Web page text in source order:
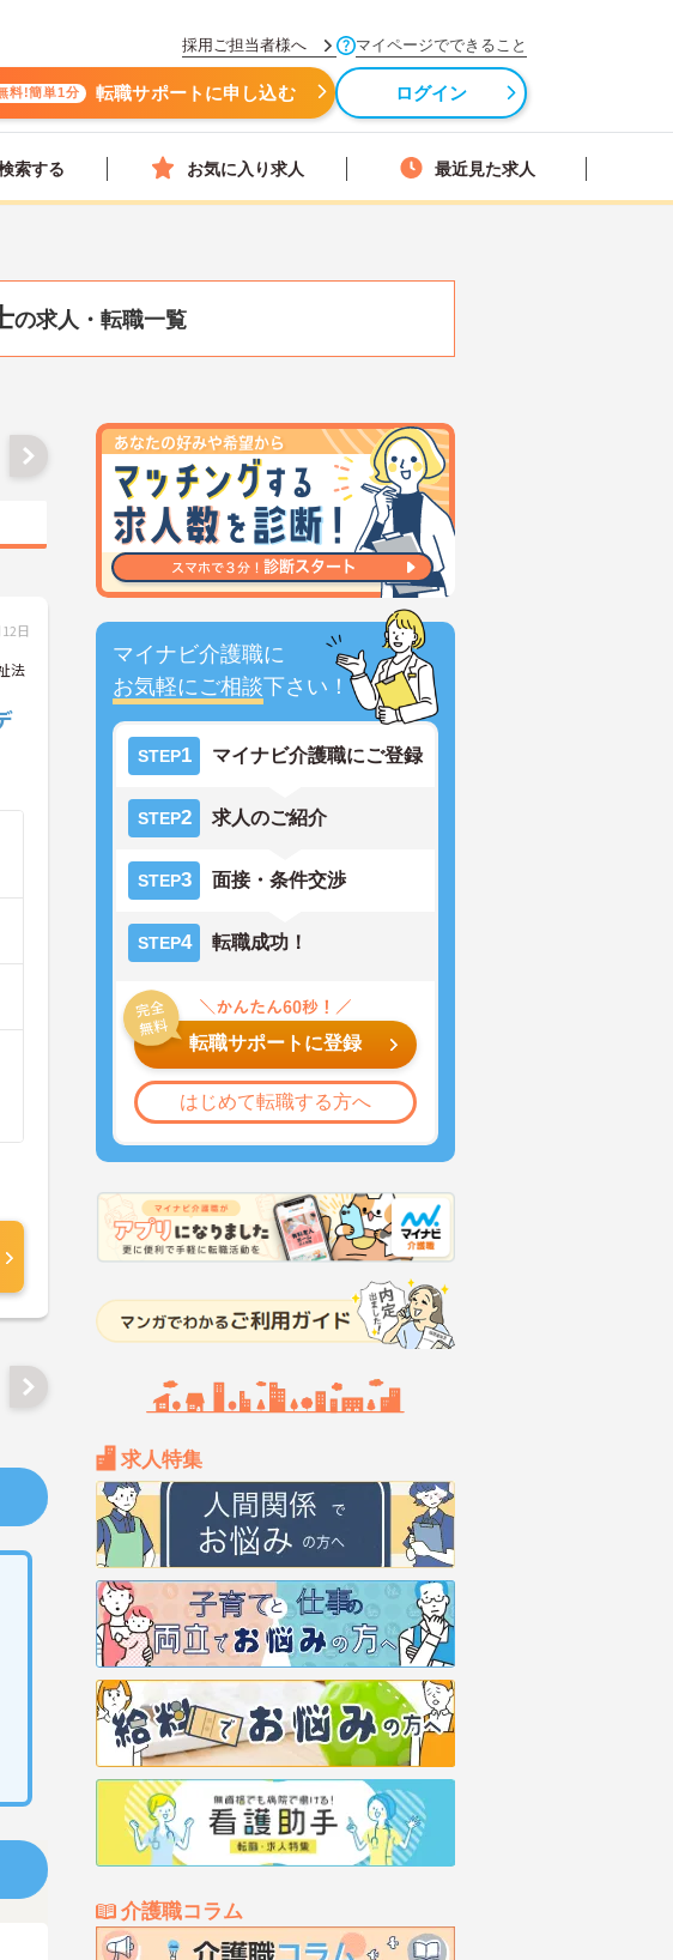
採用ご担当者様へ マイページでできること
料!簡単1分 転職サポートに申し込む ログイン
索する お気に入り求人 最近見た求人
の求人・転職一覧
マイナビ介護職に
お気軽にご相談下さい！
STEP1 マイナビ介護職にご登録
STEP2 求人のご紹介
STEP3 面接・条件交渉
STEP4 転職成功！
転職サポートに登録
はじめて転職する方へ
求人特集
介護職コラム
日
法